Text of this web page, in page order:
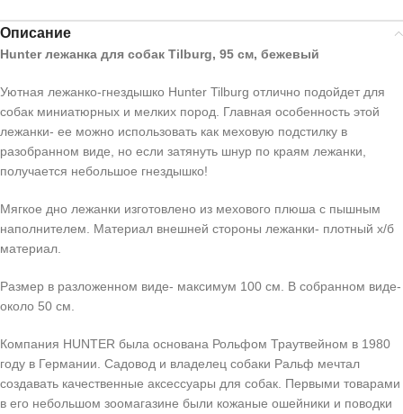
Описание
Hunter лежанка для собак Tilburg, 95 см, бежевый
Уютная лежанко-гнездышко Hunter Tilburg отлично подойдет для
собак миниатюрных и мелких пород. Главная особенность этой
лежанки- ее можно использовать как меховую подстилку в
разобранном виде, но если затянуть шнур по краям лежанки,
получается небольшое гнездышко!
Мягкое дно лежанки изготовлено из мехового плюша с пышным
наполнителем. Материал внешней стороны лежанки- плотный х/б
материал.
Размер в разложенном виде- максимум 100 см. В собранном виде-
около 50 см.
Компания HUNTER была основана Рольфом Траутвейном в 1980
году в Германии. Садовод и владелец собаки Ральф мечтал
создавать качественные аксессуары для собак. Первыми товарами
в его небольшом зоомагазине были кожаные ошейники и поводки